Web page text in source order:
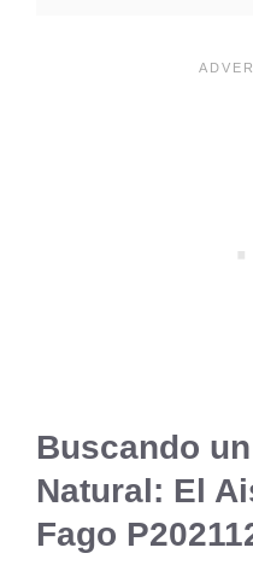
Buscando
Natural: El
Fago